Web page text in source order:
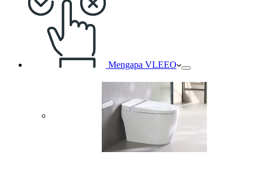
Mengapa VLEEO